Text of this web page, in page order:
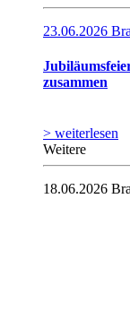
23.06.2026
zusammen
> weiterlesen
Weitere
18.06.2026